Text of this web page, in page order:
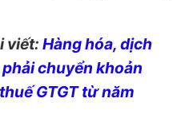
viết: Hàng hóa, dịch
chuyển khoản
GTGT từ năm